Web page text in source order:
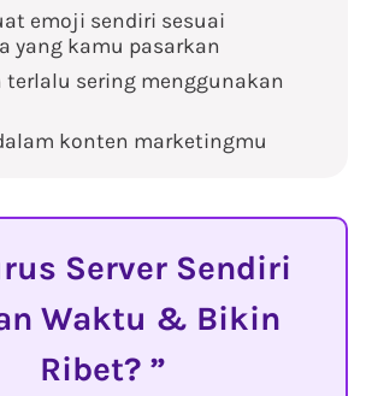
emoji sendiri sesuai
yang kamu pasarkan
terlalu sering menggunakan
konten marketingmu
Server Sendiri
Waktu & Bikin
Ribet?